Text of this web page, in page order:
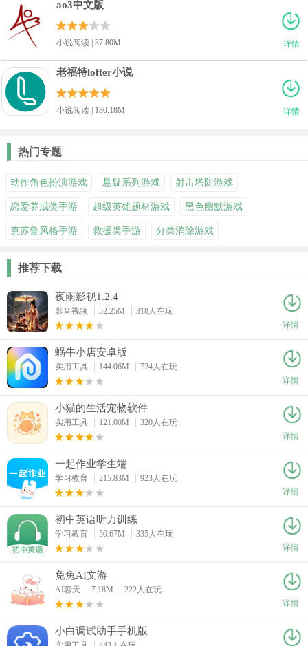
详情
ao3中文版
小说阅读 | 37.80M
详情
老福特lofter小说
小说阅读 | 130.18M
热门专题
动作角色扮演游戏 悬疑系列游戏 射击塔防游戏
恋爱养成类手游 超级英雄题材游戏 黑色幽默游戏
克苏鲁风格手游 救援类手游 分类消除游戏
推荐下载
夜雨影视1.2.4
影音视频 52.25M
318人在玩
详情
蜗牛小店安卓版
实用工具 144.06M
724人在玩
详情
小猫的生活宠物软件
实用工具 121.00M
320人在玩
详情
一起作业学生端
学习教育 215.83M
923人在玩
详情
初中英语听力训练
学习教育 50.67M
335人在玩
详情
兔兔AI文游
AI聊天 7.18M
222人在玩
详情
小白调试助手手机版